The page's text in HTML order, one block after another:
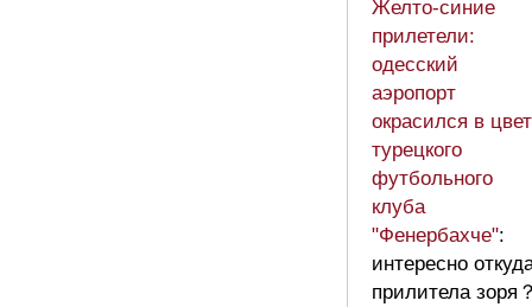
Желто-синие
прилетели:
одесский
аэропорт
окрасился в
турецкого
футбольного
клуба
"Фенербахче":
интересно
прилитела зоря